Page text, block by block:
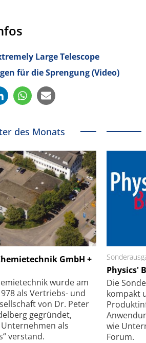
Large Telescope
für die Sprengung (Video)
des Monats
GmbH +
wurde am
als Vertriebs- und
von Dr. Peter
gegründet,
als
verstand.
Physics'
Die
kompakt
wie
Forum.
+ Kirchhoff GmbH